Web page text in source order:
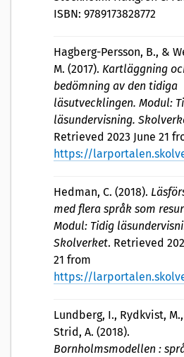
ISBN: 9789173828772
Hagberg-Persson, B., &
M. (2017). Kartläggning
bedömning av den tidiga
läsutvecklingen. Modul:
läsundervisning.
Retrieved 2023 June 21
https://
Hedman, C. (2018).
med flera språk som
Modul: Tidig
Skolverket. Retrieved
21 from
https://
Lundberg, I., Rydkvist,
Strid, A. (2018).
Bornholmsmodellen :